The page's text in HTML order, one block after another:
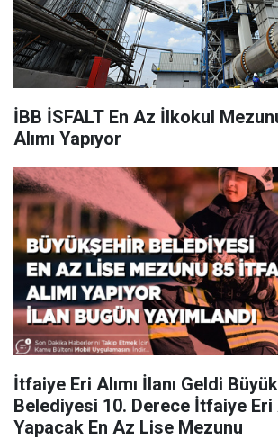
İBB İSFALT En Az İlkokul
Alımı Yapıyor
İtfaiye Eri Alımı İlanı Geldi
Belediyesi 10. Derece İtfaiye Eri
Yapacak En Az Lise Mezunu